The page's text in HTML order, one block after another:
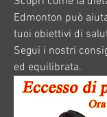
Edmonton può
tuoi obiettivi di
Segui i nostri
ed equilibrata.